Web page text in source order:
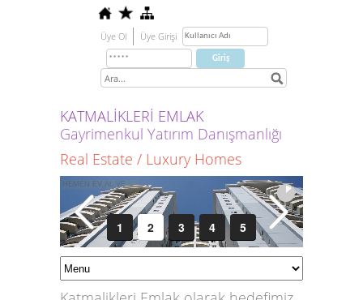
Üye Ol Üye Girişi
KATMALİKLERİ EMLAK
Gayrimenkul Yatırım Danışmanlığı
Real Estate / Luxury Homes
1 2 3 4 5